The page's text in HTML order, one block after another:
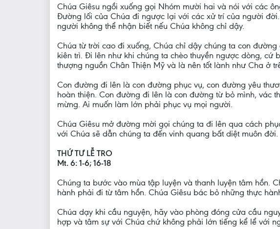
Chúa Giêsu ngồi xuống gọi Nhóm mười hai và nói với các
Đường lối của Chúa đi ngược lại với các xử trí của người
người không thể nhận biết nếu Chúa không chỉ dậy.
Chúa từ trời cao đi xuống, Chúa chỉ dậy chúng ta con
kiên trì. Đi lên như khi chúng ta chèo thuyền ngược dòng,
thượng nguồn Chân Thiện Mỹ và là nên tốt lành như Cha ở
Con đường đi lên là con đường phục vụ, con đường yêu
hoàn thiện. Con đường đi lên là con đường từ bỏ mình, vác
mừng. Ai muốn làm lớn phải phục vụ mọi người.
Chúa Giêsu mở đường mời gọi chúng ta đi lên qua cách
với Chúa sẽ dẫn chúng ta đến vinh quang bất diệt muôn đời.
THỨ TƯ LỄ TRO
Mt. 6: 1-6; 16-18
Chúng ta bước vào mùa tập luyện và thanh luyện tâm hồn.
hành phải đi từ tâm hồn. Chúa Giêsu bác bỏ những thực
Chúa dạy khi cầu nguyện, hãy vào phòng đóng cửa cầu
hợp và tâm sự với Chúa chứ không phải lớn tiếng kể lể với